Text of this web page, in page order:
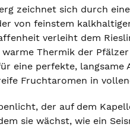
zeichnet sich durch
von feinstem
verleiht dem
Thermik der
eine perfekte,
Fruchtaromen in
der auf dem
sie wächst, wie ein